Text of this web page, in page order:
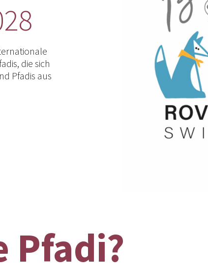
die sich
Pfadis aus
Pfadi?